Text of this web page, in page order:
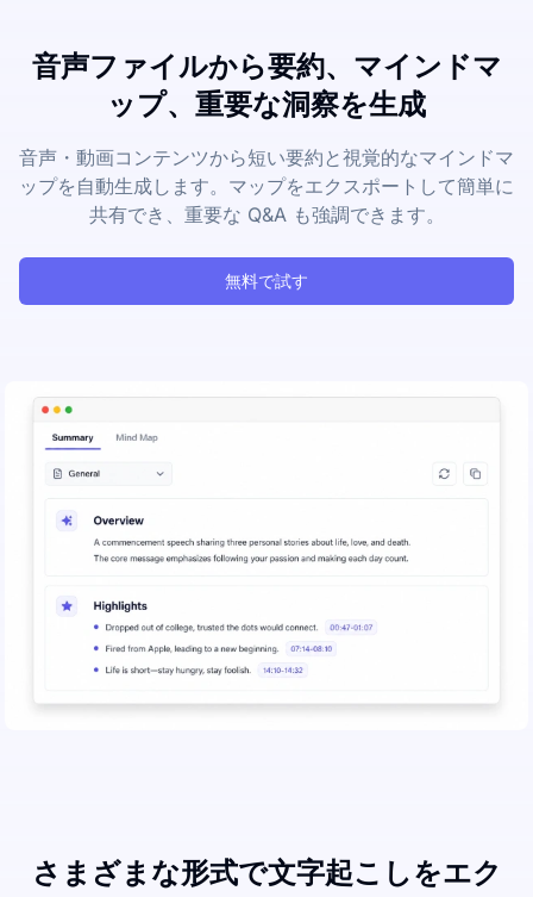
音声ファイルから要約、マインドマ
ップ、重要な洞察を生成
音声・動画コンテンツから短い要約と視覚的なマインドマ
ップを自動生成します。マップをエクスポートして簡単に
共有でき、重要な Q&A も強調できます。
無料で試す
さまざまな形式で文字起こしをエク